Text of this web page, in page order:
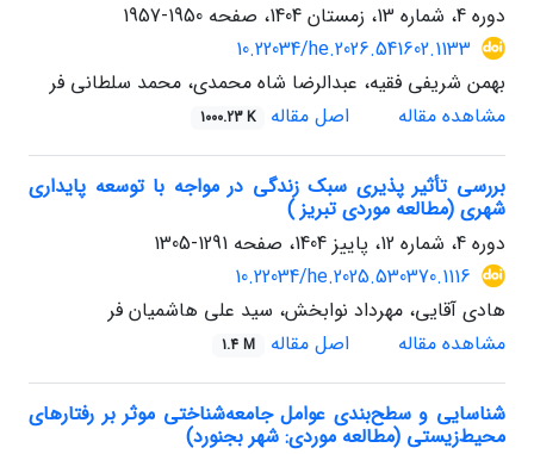
دوره 4، شماره 13، زمستان 1404، صفحه
1950-1957
10.22034/he.2026.541602.1133
بهمن شریفی فقیه، عبدالرضا شاه محمدی، محمد سلطانی فر
مشاهده مقاله
اصل مقاله 1000.23 K
بررسی تأثیر پذیری سبک زندگی در مواجه با توسعه پایداری
شهری (مطالعه موردی تبریز )
دوره 4، شماره 12، پاییز 1404، صفحه
1291-1305
10.22034/he.2025.530370.1116
هادی آقایی، مهرداد نوابخش، سید علی هاشمیان فر
مشاهده مقاله
اصل مقاله 1.4 M
شناسایی و سطح‌بندی عوامل جامعه‌شناختی موثر بر رفتارهای
محیط‌زیستی (مطالعه موردی: شهر بجنورد)